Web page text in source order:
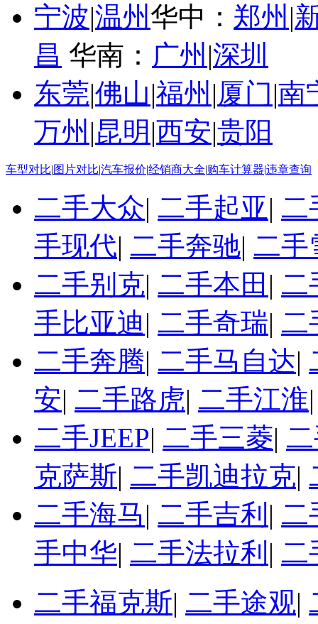
宁波|温州华中： 郑州 |
昌 华南： 广州 |深圳
东莞|佛山|福州 |厦门|南
万州 |昆明 |西安|贵阳
车型对比|图片对比|汽车报价|经销商大全|购车计算器|违章查询
二手大众| 二手起亚| 二
手现代| 二手奔驰| 二手
二手别克| 二手本田 | 二
手比亚迪| 二手奇瑞| 二
二手奔腾| 二手马自达|
安| 二手路虎| 二手江淮
二手JEEP| 二手三菱|
克萨斯| 二手凯迪拉克|
二手海马| 二手吉利 | 二
手中华| 二手法拉利 | 二
二手福克斯| 二手途观|